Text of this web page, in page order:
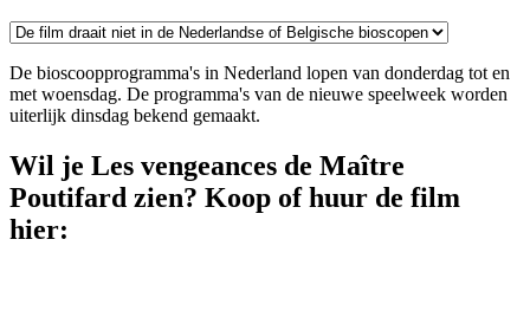
De bioscoopprogramma's in Nederland lopen van donderdag tot en
met woensdag. De programma's van de nieuwe speelweek worden
uiterlijk dinsdag bekend gemaakt.
Wil je Les vengeances de Maître
Poutifard zien? Koop of huur de film
hier: